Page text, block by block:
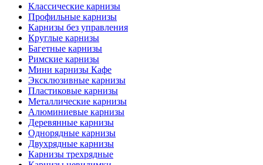
Классические карнизы
Профильные карнизы
Карнизы без управления
Круглые карнизы
Багетные карнизы
Римские карнизы
Мини карнизы Кафе
Эксклюзивные карнизы
Пластиковые карнизы
Металлические карнизы
Алюминиевые карнизы
Деревянные карнизы
Однорядные карнизы
Двухрядные карнизы
Карнизы трехрядные